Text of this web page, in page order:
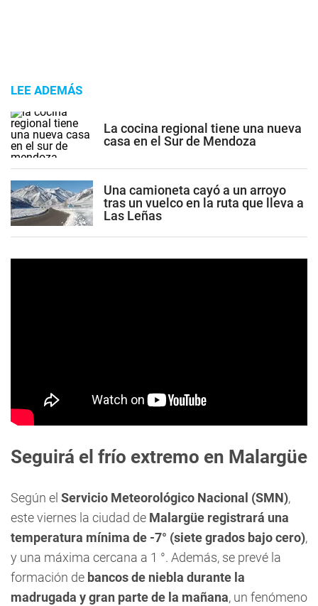
LEE ADEMÁS
La cocina regional tiene una nueva
casa en el Sur de Mendoza
Una camioneta cayó a un arroyo
tras un vuelco en la ruta que lleva a
Las Leñas
Seguirá el frío extremo en Malargüe
Según el Servicio Meteorológico Nacional (SMN),
este viernes la ciudad de Malargüe registrará una
temperatura mínima de -7° (siete grados bajo cero),
y una máxima cercana a 1 °. Además, se prevé la
formación de bancos de niebla durante la
madrugada y gran parte de la mañana, un fenómeno